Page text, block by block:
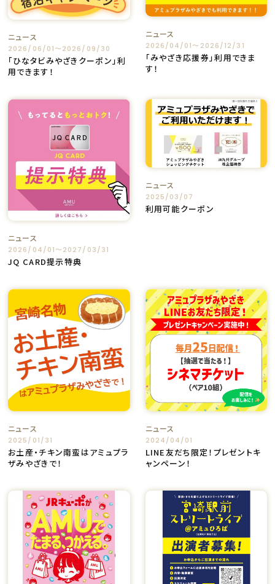
ニュース
2026/06/01〜2026/09/30
「ひなタビみやざきクーポン」利
用できます！
ニュース
2026/04/01〜2026/12/31
「みやざき応援券」利用できま
す！
ニュース
2026/04/01〜2027/03/31
JQ CARD提示特典
ニュース
2025/03/07
利用可能クーポン
ニュース
2025/01/31
お土産・チキン南蛮はアミュプラ
ザみやざきで！
ニュース
2024/04/01
LINE友だち限定！プレゼントキ
ャンペーン！